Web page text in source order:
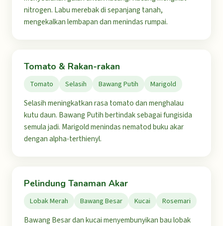
nitrogen. Labu merebak di sepanjang tanah,
mengekalkan lembapan dan menindas rumpai.
Tomato & Rakan-rakan
Tomato Selasih Bawang Putih Marigold
Selasih meningkatkan rasa tomato dan menghalau
kutu daun. Bawang Putih bertindak sebagai fungisida
semula jadi. Marigold menindas nematod buku akar
dengan alpha-terthienyl.
Pelindung Tanaman Akar
Lobak Merah Bawang Besar Kucai Rosemari
Bawang Besar dan kucai menyembunyikan bau lobak